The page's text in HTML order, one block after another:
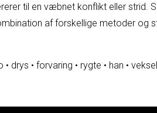
til en væbnet konflikt eller strid.
af forskellige metoder og
• drys • forvaring • rygte • han • veksel